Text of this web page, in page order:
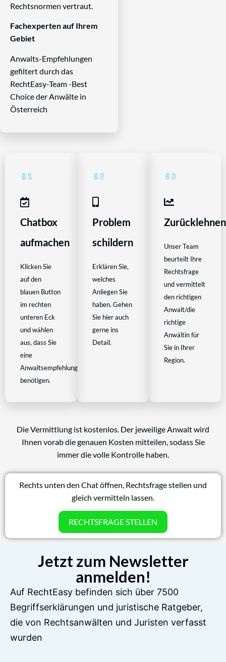
Rechtsnormen vertraut.
Fachexperten auf Ihrem
Gebiet
Anwalts-Empfehlungen
gefiltert durch das
RechtEasy-Team -Best
Choice der Anwälte in
Österreich
Chatbox
aufmachen
Klicken Sie
auf den
blauen Button
im rechten
unteren Eck
und wählen
aus, dass Sie
eine
Anwaltsempfehlung
benötigen.
Problem
schildern
Erklären Sie,
welches
Anliegen Sie
haben. Gehen
Sie hier auch
gerne ins
Detail.
Zurücklehnen
Unser Team
beurteilt Ihre
Rechtsfrage
und vermittelt
den richtigen
Anwalt/die
richtige
Anwältin für
Sie in Ihrer
Region.
Die Vermittlung ist kostenlos. Der jeweilige Anwalt wird
Ihnen vorab die genauen Kosten mitteilen, sodass Sie
immer die volle Kontrolle haben.
Rechts unten den Chat öffnen, Rechtsfrage stellen und
gleich vermitteln lassen.
RECHTSFRAGE STELLEN
Jetzt zum Newsletter
anmelden!
Auf RechtEasy befinden sich über 7500
Begriffserklärungen und juristische Ratgeber,
die von Rechtsanwälten und Juristen verfasst
wurden